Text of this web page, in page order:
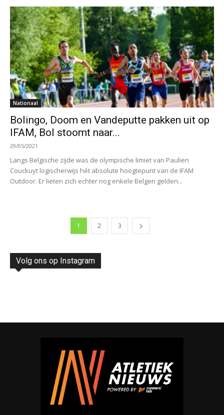
Nationaal
Bolingo, Doom en Vandeputte pakken uit op
IFAM, Bol stoomt naar...
29/05/2021
Langs Belgische zijde was de olympische limiet van Paulien
Couckuyt logischerwijs hét absolute hoogtepunt van de IFAM
Outdoor. Er lieten zich echter nog enkele Belgen gelden...
1 2 3
Volg ons op Instagram